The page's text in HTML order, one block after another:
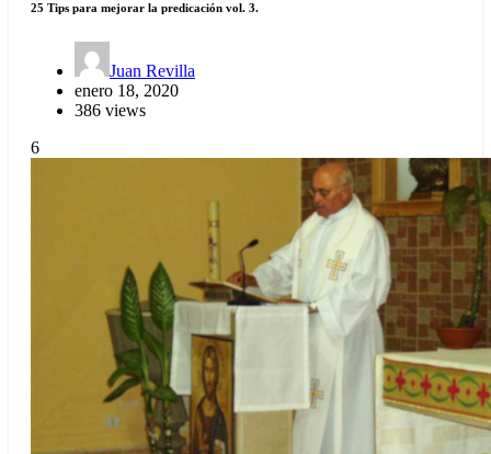
25 Tips para mejorar la predicación vol. 3.
Juan Revilla
enero 18, 2020
386 views
6